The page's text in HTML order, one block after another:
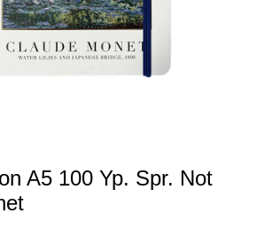
A5 100 Yp. Spr. Not